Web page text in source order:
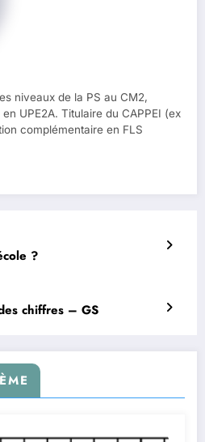
niveaux de la PS au CM2,
UPE2A. Titulaire du CAPPEI (ex
complémentaire en FLS
?
chiffres – GS